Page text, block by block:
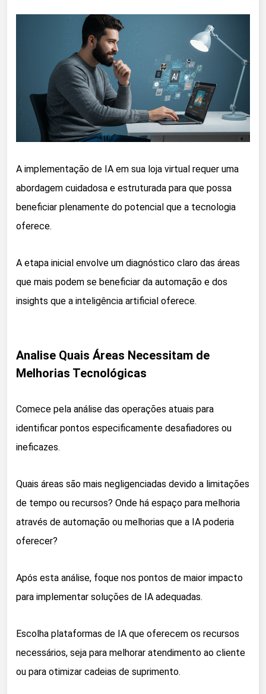
A implementação de IA em sua loja virtual requer uma
abordagem cuidadosa e estruturada para que possa
beneficiar plenamente do potencial que a tecnologia
oferece.
A etapa inicial envolve um diagnóstico claro das áreas
que mais podem se beneficiar da automação e dos
insights que a inteligência artificial oferece.
Analise Quais Áreas Necessitam de
Melhorias Tecnológicas
Comece pela análise das operações atuais para
identificar pontos especificamente desafiadores ou
ineficazes.
Quais áreas são mais negligenciadas devido a limitações
de tempo ou recursos? Onde há espaço para melhoria
através de automação ou melhorias que a IA poderia
oferecer?
Após esta análise, foque nos pontos de maior impacto
para implementar soluções de IA adequadas.
Escolha plataformas de IA que oferecem os recursos
necessários, seja para melhorar atendimento ao cliente
ou para otimizar cadeias de suprimento.